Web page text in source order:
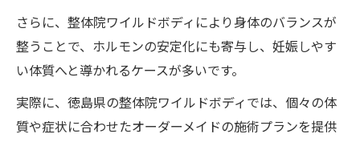
のアプローチ
整体院ワイルドボディの施術を利用したホ
ルモン調整の実例
子宮温活と整体院ワイルドボディの施術の
相乗効果
さらに、整体院ワイルドボディにより身体のバランスが
整うことで、ホルモンの安定化にも寄与し、妊娠しやす
い体質へと導かれるケースが多いです。
実際に、徳島県の整体院ワイルドボディでは、個々の体
質や症状に合わせたオーダーメイドの施術プランを提供